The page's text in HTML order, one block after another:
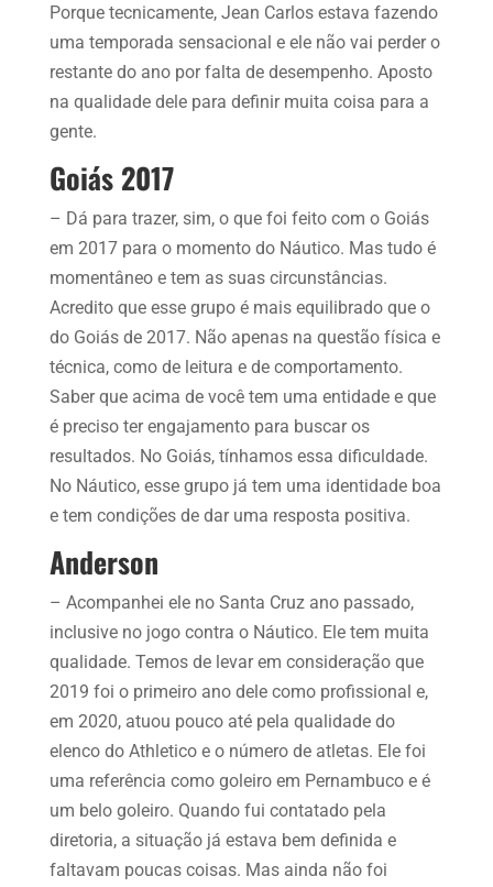
Porque tecnicamente, Jean Carlos estava fazendo
uma temporada sensacional e ele não vai perder o
restante do ano por falta de desempenho. Aposto
na qualidade dele para definir muita coisa para a
gente.
Goiás 2017
– Dá para trazer, sim, o que foi feito com o Goiás
em 2017 para o momento do Náutico. Mas tudo é
momentâneo e tem as suas circunstâncias.
Acredito que esse grupo é mais equilibrado que o
do Goiás de 2017. Não apenas na questão física e
técnica, como de leitura e de comportamento.
Saber que acima de você tem uma entidade e que
é preciso ter engajamento para buscar os
resultados. No Goiás, tínhamos essa dificuldade.
No Náutico, esse grupo já tem uma identidade boa
e tem condições de dar uma resposta positiva.
Anderson
– Acompanhei ele no Santa Cruz ano passado,
inclusive no jogo contra o Náutico. Ele tem muita
qualidade. Temos de levar em consideração que
2019 foi o primeiro ano dele como profissional e,
em 2020, atuou pouco até pela qualidade do
elenco do Athletico e o número de atletas. Ele foi
uma referência como goleiro em Pernambuco e é
um belo goleiro. Quando fui contatado pela
diretoria, a situação já estava bem definida e
faltavam poucas coisas. Mas ainda não foi